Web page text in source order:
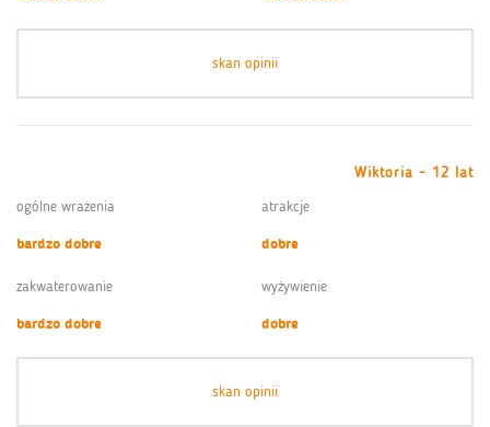
skan opinii
Wiktoria - 12 lat
ogólne wrażenia
bardzo dobre
atrakcje
dobre
zakwaterowanie
bardzo dobre
wyżywienie
dobre
skan opinii